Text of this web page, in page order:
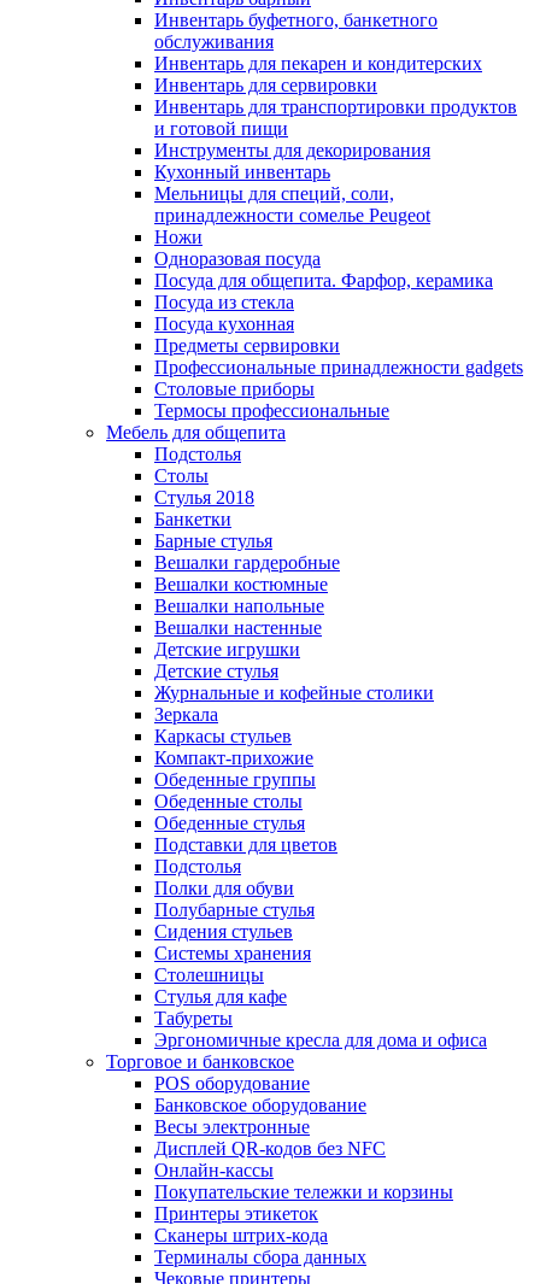
Инвентарь буфетного, банкетного
обслуживания
Инвентарь для пекарен и кондитерских
Инвентарь для сервировки
Инвентарь для транспортировки продуктов
и готовой пищи
Инструменты для декорирования
Кухонный инвентарь
Мельницы для специй, соли,
принадлежности сомелье Peugeot
Ножи
Одноразовая посуда
Посуда для общепита. Фарфор, керамика
Посуда из стекла
Посуда кухонная
Предметы сервировки
Профессиональные принадлежности gadgets
Столовые приборы
Термосы профессиональные
Мебель для общепита
Подстолья
Столы
Стулья 2018
Банкетки
Барные стулья
Вешалки гардеробные
Вешалки костюмные
Вешалки напольные
Вешалки настенные
Детские игрушки
Детские стулья
Журнальные и кофейные столики
Зеркала
Каркасы стульев
Компакт-прихожие
Обеденные группы
Обеденные столы
Обеденные стулья
Подставки для цветов
Подстолья
Полки для обуви
Полубарные стулья
Сидения стульев
Системы хранения
Столешницы
Стулья для кафе
Табуреты
Эргономичные кресла для дома и офиса
Торговое и банковское
POS оборудование
Банковское оборудование
Весы электронные
Дисплей QR-кодов без NFC
Онлайн-кассы
Покупательские тележки и корзины
Принтеры этикеток
Сканеры штрих-кода
Терминалы сбора данных
Чековые принтеры